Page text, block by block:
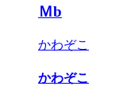
Ｍb
かわぞこ
かわぞこ